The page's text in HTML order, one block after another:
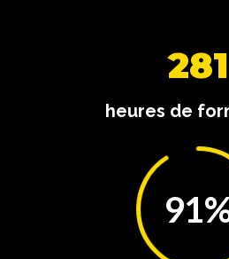
281
heures de
91